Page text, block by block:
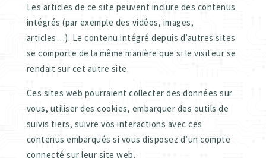
Les articles de ce site peuvent inclure des contenus
intégrés (par exemple des vidéos, images,
articles…). Le contenu intégré depuis d’autres sites
se comporte de la même manière que si le visiteur se
rendait sur cet autre site.
Ces sites web pourraient collecter des données sur
vous, utiliser des cookies, embarquer des outils de
suivis tiers, suivre vos interactions avec ces
contenus embarqués si vous disposez d’un compte
connecté sur leur site web.